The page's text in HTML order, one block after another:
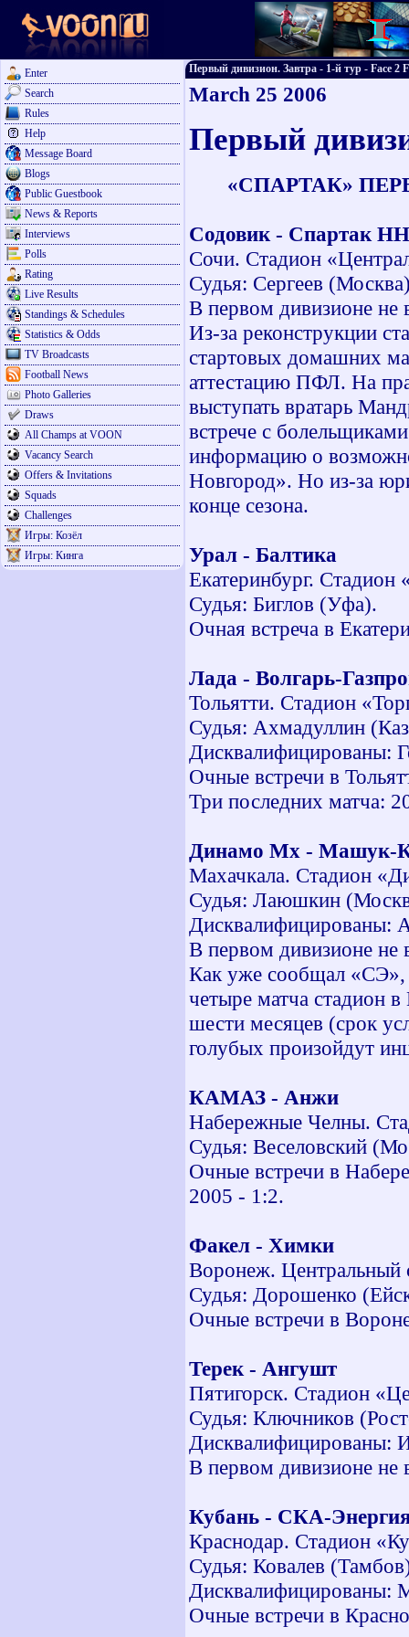
Enter
Search
Rules
Help
Message Board
Blogs
Public Guestbook
News & Reports
Interviews
Polls
Rating
Live Results
Standings & Schedules
Statistics & Odds
TV Broadcasts
Football News
Photo Galleries
Draws
All Champs at VOON
Vacancy Search
Offers & Invitations
Squads
Challenges
Игры: Козёл
Игры: Кинга
Первый дивизион. Завтра - 1-й тур - Face 2
March 25 2006
Первый
«СПАРТАК»
Содовик - Спартак НН
Сочи. Стадион
Судья: Сергеев
В первом дивизионе не
Из-за реконструкции
стартовых домашних
аттестацию ПФЛ. На
выступать вратарь
встрече с
информацию о
Новгород». Но из-за
конце сезона.
Урал - Балтика
Екатеринбург.
Судья: Биглов (Уфа).
Очная встреча в
Лада - Волгарь-
Тольятти. Стадион
Судья: Ахмадуллин
Дисквалифицированы:
Очные встречи в
Три последних матча:
Динамо Мх -
Махачкала. Стадион
Судья: Лаюшкин
Дисквалифицированы:
В первом дивизионе не
Как уже сообщал «СЭ»,
четыре матча стадион
шести месяцев (срок
голубых произойдут
КАМАЗ - Анжи
Набережные Челны.
Судья: Веселовский
Очные встречи в
2005 - 1:2.
Факел - Химки
Воронеж. Центральный
Судья: Дорошенко
Очные встречи в
Терек - Ангушт
Пятигорск. Стадион
Судья: Ключников
Дисквалифицированы:
В первом дивизионе не
Кубань - СКА-
Краснодар. Стадион
Судья: Ковалев
Дисквалифицированы:
Очные встречи в